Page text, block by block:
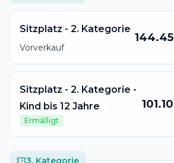
Sitzplatz - 2. Kategorie
Vorverkauf
144.45
Sitzplatz - 2. Kategorie -
Kind bis 12 Jahre
Ermäßigt
101.10
3. Kategorie